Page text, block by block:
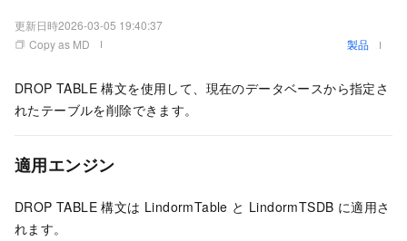
更新日時2026-03-05 19:40:37
Copy as MD
製品
DROP TABLE 構文を使用して、現在のデータベースから指定さ
れたテーブルを削除できます。
適用エンジン
DROP TABLE 構文は LindormTable と LindormTSDB に適用さ
れます。